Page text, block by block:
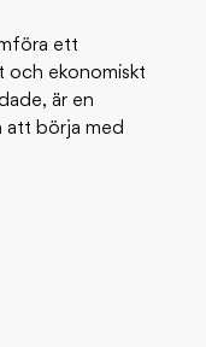
ett
och ekonomiskt
är en
att börja med